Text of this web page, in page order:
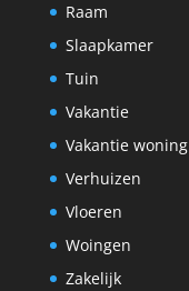
Raam
Slaapkamer
Tuin
Vakantie
Vakantie woning
Verhuizen
Vloeren
Woingen
Zakelijk